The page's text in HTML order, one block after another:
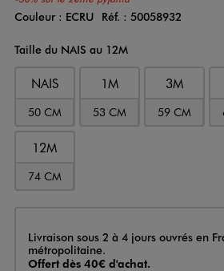
Couleur
Couleur : ECRU Réf. : 50058932
Taille du NAIS au 12M
NAIS
50 CM
1M
53 CM
3M
59 CM
12M
74 CM
Livraison
Livraison sous 2 à 4 jours ouvrés en
métropolitaine.
Offert dès 40€ d'achat.